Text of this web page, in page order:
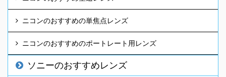
ニコンのおすすめの単焦点レンズ
ニコンのおすすめのポートレート用レンズ
ソニーのおすすめレンズ